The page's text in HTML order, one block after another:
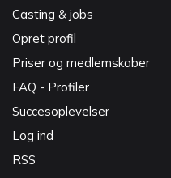
Casting & jobs
Opret profil
Priser og medlemskaber
FAQ - Profiler
Succesoplevelser
Log ind
RSS